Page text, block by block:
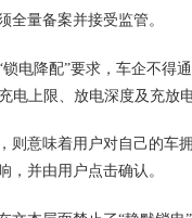
全量备案并接受监管。
电降配”要求，车企不得
电上限、放电深度及充放电
则意味着用户对自己的车
，并由用户点击确认。